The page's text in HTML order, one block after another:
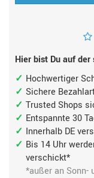
Hier bist Du auf
Hochwertiger
Sichere
Trusted Shops
Entspannte 30
Innerhalb DE
Bis 14 Uhr
verschickt*
*außer an Sonn-